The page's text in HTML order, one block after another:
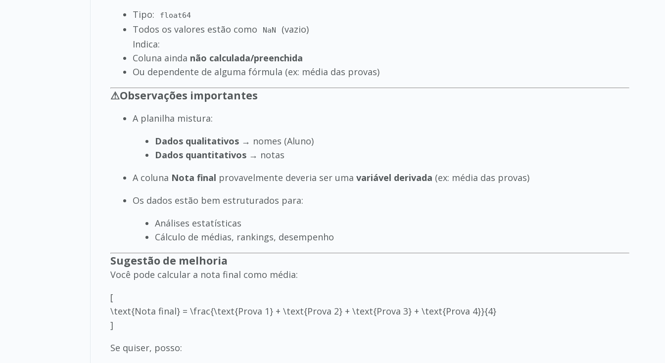
Tipo:
float64
Todos os valores estão como NaN
(vazio)
Indica:
Coluna ainda não calculada/preenchida
Ou dependente de alguma fórmula (ex: média das provas)
⚠Observações importantes
A planilha mistura:
Dados qualitativos → nomes (Aluno)
Dados quantitativos → notas
A coluna Nota final provavelmente deveria ser uma variável derivada (ex: média das provas)
Os dados estão bem estruturados para:
Análises estatísticas
Cálculo de médias, rankings, desempenho
Sugestão de melhoria
Você pode calcular a nota final como média:
[
\text{Nota final} = \frac{\text{Prova 1} + \text{Prova 2} + \text{Prova 3} + \text{Prova 4}}{4}
]
Se quiser, posso: